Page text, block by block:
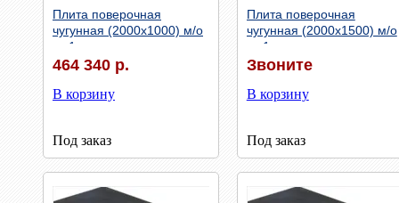
Быстрый просмотр
Плита поверочная
чугунная (2000х1000) м/о
кл.1
464 340 р.
В корзину
Под заказ
Быстрый просмотр
Плита поверочная
чугунная (2000х1500) м/о
кл.1
Звоните
В корзину
Под заказ